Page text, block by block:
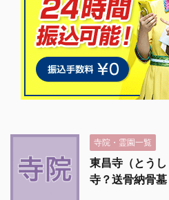
寺院・霊園一覧
東昌寺（とう
寺？送骨納骨